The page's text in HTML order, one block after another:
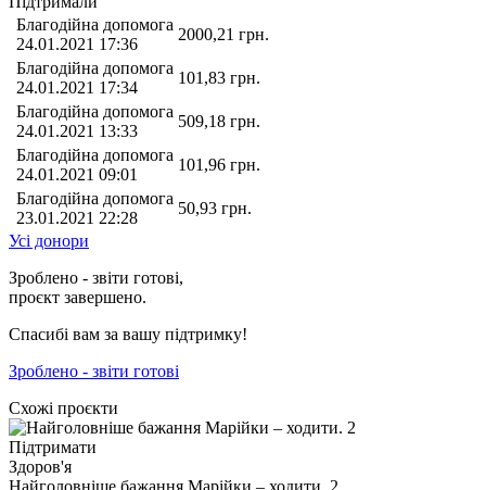
Благодійна допомога
24.01.2021 17:36
2000,21 грн.
Благодійна допомога
24.01.2021 17:34
101,83 грн.
Благодійна допомога
24.01.2021 13:33
509,18 грн.
Благодійна допомога
24.01.2021 09:01
101,96 грн.
Благодійна допомога
23.01.2021 22:28
50,93 грн.
Усі донори
Зроблено - звіти готові,
проєкт завершено.
Спасибі вам за вашу підтримку!
Зроблено - звіти готові
Схожі проєкти
Підтримати
Здоров'я
Найголовніше бажання Марійки – ходити. 2